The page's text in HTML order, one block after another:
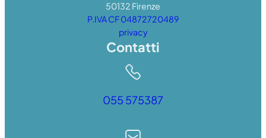
50132 Firenze
P.IVA CF 04872720489
privacy
Contatti
055 575387